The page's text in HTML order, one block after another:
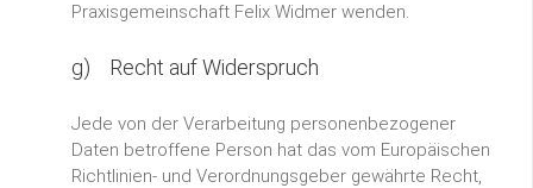
Praxisgemeinschaft Felix Widmer wenden.
g) Recht auf Widerspruch
Jede von der Verarbeitung personenbezogener
Daten betroffene Person hat das vom Europäischen
Richtlinien- und Verordnungsgeber gewährte Recht,